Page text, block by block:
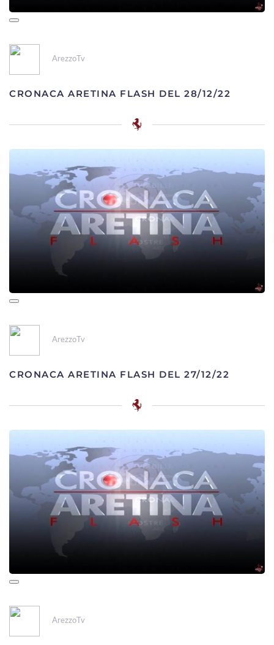
ArezzoTv
CRONACA ARETINA FLASH DEL 28/12/22
ArezzoTv
CRONACA ARETINA FLASH DEL 27/12/22
ArezzoTv